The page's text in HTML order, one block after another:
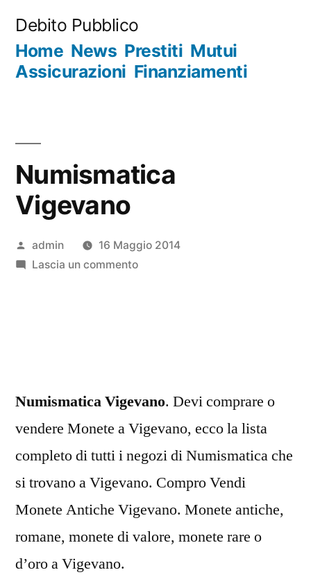
contenuto
Debito Pubblico
Home News Prestiti Mutui
Assicurazioni Finanziamenti
Numismatica
Vigevano
Pubblicato
da
admin
16 Maggio 2014
Lascia un commentosu
Numismatica Vigevano. Devi comprare o
vendere Monete a Vigevano, ecco la lista
completo di tutti i negozi di Numismatica che
si trovano a Vigevano. Compro Vendi
Monete Antiche Vigevano. Monete antiche,
romane, monete di valore, monete rare o
d’oro a Vigevano.